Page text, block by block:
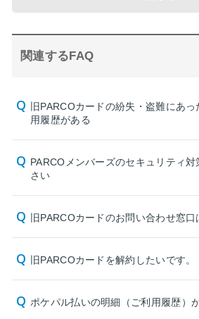
関連するFAQ
旧PARCOカードの紛失・盗難にあ
用履歴がある
PARCOメンバーズのセキュリティ
さい
旧PARCOカードのお問い合わせ窓口
旧PARCOカードを解約したいです。
ポケパル払いの明細（ご利用履歴）